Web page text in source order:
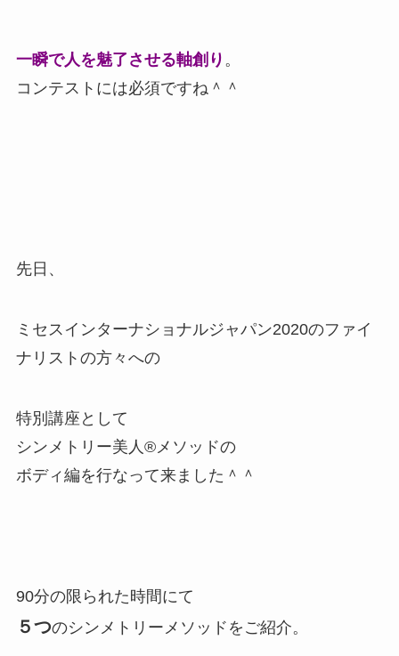
一瞬で人を魅了させる軸創り 。
コンテストには必須ですね＾＾
先日、
ミセスインターナショナルジャパン2020のファイ
ナリストの方々への
特別講座として
シンメトリー美人®メソッドの
ボディ編を行なって来ました＾＾
90分の限られた時間にて
５つのシンメトリーメソッドをご紹介。